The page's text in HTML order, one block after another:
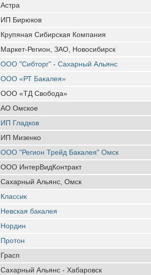
Астра
ИП Бирюков
Крупяная Сибирская Компания
Маркет-Регион, ЗАО, Новосибирск
ООО "Сибторг" - Сахарный Альянс
ООО «РТ Бакалея»
ООО «ТД Свобода»
АО Омское
ИП Гладков
ИП Мизенко
ООО "Регион Трейд Бакалея" Омск
ООО ИнтерВидКонтракт
Сахарный Альянс, Омск
Классик
Невская бакалея
Нордин
Протон
Грасп
Сахарный Альянс - Хабаровск